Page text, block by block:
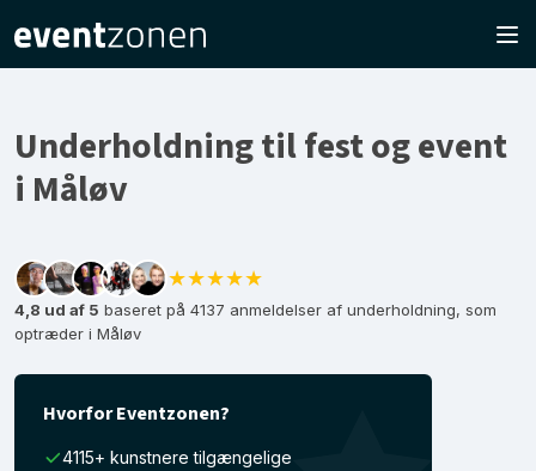
Underholdning til fest og event
i Måløv
★★★★★
4,8 ud af 5 baseret på 4137 anmeldelser af underholdning, som
optræder i Måløv
Hvorfor Eventzonen?
4115+ kunstnere tilgængelige